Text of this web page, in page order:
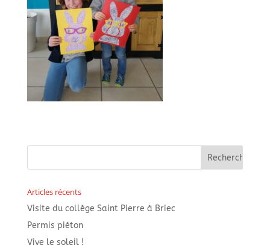
Articles récents
Visite du collège Saint Pierre à Briec
Permis piéton
Vive le soleil !